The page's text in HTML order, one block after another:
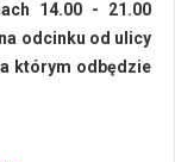
14.00 - 21.00
odcinku od ulicy
którym odbędzie